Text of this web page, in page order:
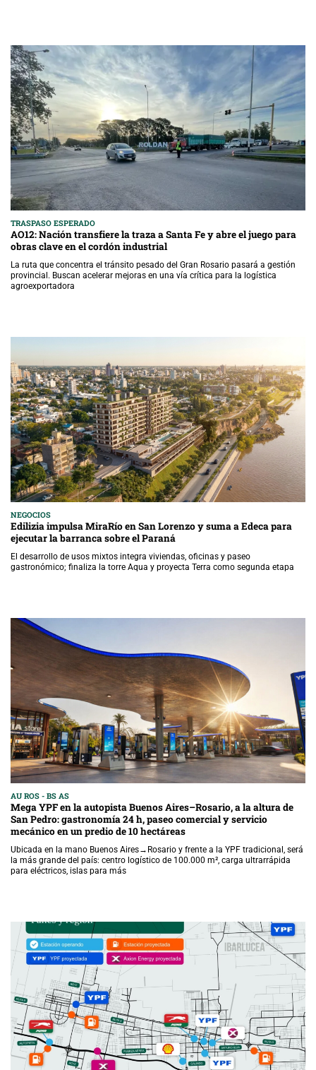
TRASPASO ESPERADO
AO12: Nación transfiere la traza a Santa Fe y abre el juego para
obras clave en el cordón industrial
La ruta que concentra el tránsito pesado del Gran Rosario pasará a gestión
provincial. Buscan acelerar mejoras en una vía crítica para la logística
agroexportadora
NEGOCIOS
Edilizia impulsa MiraRío en San Lorenzo y suma a Edeca para
ejecutar la barranca sobre el Paraná
El desarrollo de usos mixtos integra viviendas, oficinas y paseo
gastronómico; finaliza la torre Aqua y proyecta Terra como segunda etapa
AU ROS - BS AS
Mega YPF en la autopista Buenos Aires–Rosario, a la altura de
San Pedro: gastronomía 24 h, paseo comercial y servicio
mecánico en un predio de 10 hectáreas
Ubicada en la mano Buenos Aires→Rosario y frente a la YPF tradicional, será
la más grande del país: centro logístico de 100.000 m², carga ultrarrápida
para eléctricos, islas para más